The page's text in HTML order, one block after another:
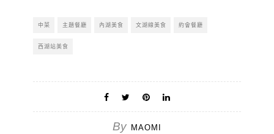
中菜 主題餐廳 內湖美食 文湖線美食 約會餐廳
西湖站美食
By MAOMI